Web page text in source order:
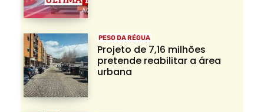
PESO DA RÉGUA
Projeto de 7,16 milhões
pretende reabilitar a área
urbana